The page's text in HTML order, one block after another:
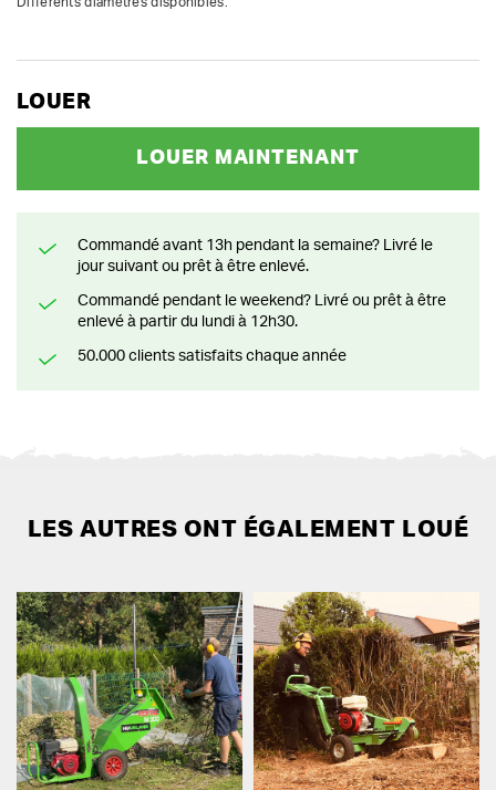
LOUER
LOUER MAINTENANT
Commandé avant 13h pendant la semaine? Livré le
jour suivant ou prêt à être enlevé.
Commandé pendant le weekend? Livré ou prêt à être
enlevé à partir du lundi à 12h30.
50.000 clients satisfaits chaque année
LES AUTRES ONT ÉGALEMENT LOUÉ